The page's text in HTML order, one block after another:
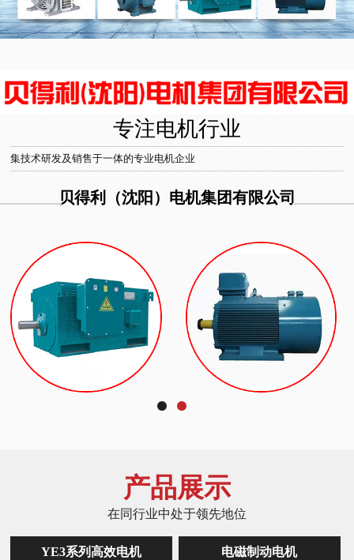
专注电机行业
集技术研发及销售于一体的专业电机企业
贝得利（沈阳）电机集团有限公司
产品展示
在同行业中处于领先地位
YE3系列高效电机 电磁制动电机